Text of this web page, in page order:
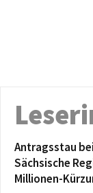
Antragsstau
Sächsische
Millionen-